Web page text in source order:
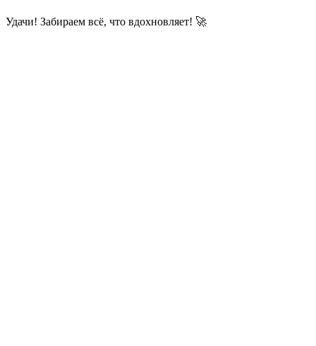
Удачи! Забираем всё, что вдохновляет! 🚀